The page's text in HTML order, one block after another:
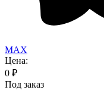
MAX
Цена:
0 ₽
Под заказ